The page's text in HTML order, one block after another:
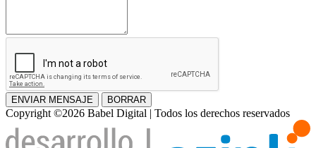
ENVIAR MENSAJE BORRAR
Copyright ©2026 Babel Digital | Todos los derechos reservados